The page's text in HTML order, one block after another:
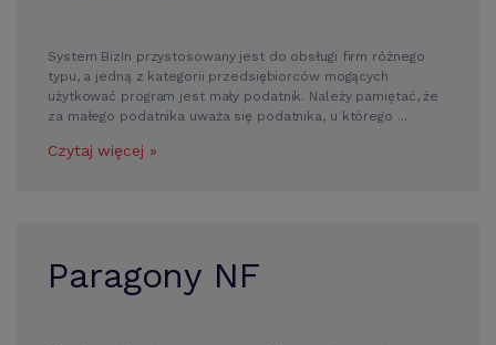
System BizIn przystosowany jest do obsługi firm różnego
typu, a jedną z kategorii przedsiębiorców mogących
użytkować program jest mały podatnik. Należy pamiętać, że
za małego podatnika uważa się podatnika, u którego ...
Czytaj więcej »
Paragony NF